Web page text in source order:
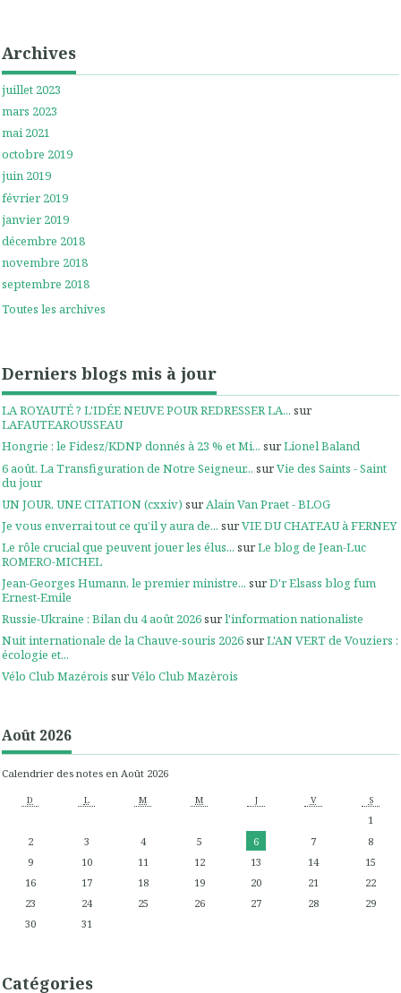
Archives
juillet 2023
mars 2023
mai 2021
octobre 2019
juin 2019
février 2019
janvier 2019
décembre 2018
novembre 2018
septembre 2018
Toutes les archives
Derniers blogs mis à jour
LA ROYAUTÉ ? L'IDÉE NEUVE POUR REDRESSER LA... sur
LAFAUTEAROUSSEAU
Hongrie : le Fidesz/KDNP donnés à 23 % et Mi... surLionel Baland
6 août. La Transfiguration de Notre Seigneur... surVie des Saints - Saint
du jour
UN JOUR, UNE CITATION (cxxiv) surAlain Van Praet - BLOG
Je vous enverrai tout ce qu’il y aura de... surVIE DU CHATEAU à FERNEY
Le rôle crucial que peuvent jouer les élus... surLe blog de Jean-Luc
ROMERO-MICHEL
Jean-Georges Humann, le premier ministre... surD'r Elsass blog fum
Ernest-Emile
Russie-Ukraine : Bilan du 4 août 2026surl'information nationaliste
Nuit internationale de la Chauve-souris 2026surL'AN VERT de Vouziers :
écologie et...
Vélo Club Mazérois surVélo Club Mazèrois
Août 2026
Calendrier des notes en Août 2026
D L M M J V S
1
2
3 4 5 6 7
8
9
10 11 12 13 14
15
16
17 18 19 20 21
22
23
24 25 26 27 28
29
30
31
Catégories